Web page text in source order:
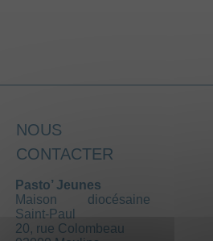
NOUS
CONTACTER
Pasto’ Jeunes
Maison diocésaine
Saint-Paul
20, rue Colombeau